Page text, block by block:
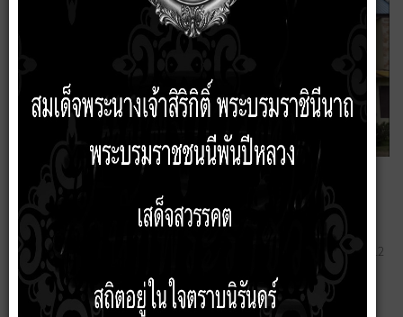
เทศบาลตำบลบัวเชด
ได้รับการสถาปนาเป็นหน่วยงานบริหารราชการส่วนท้องถิ่นรูปแบบ เทศบาล
เมื่อวันที่ 25 พฤษภาคม พ.ศ.2542 โดยมีพื้นที่ในเขตของเทศบาลประมาณ 12
ตารางกิโลเมตร
1.1 ลักษณะที่ตั้งอาณาเขต